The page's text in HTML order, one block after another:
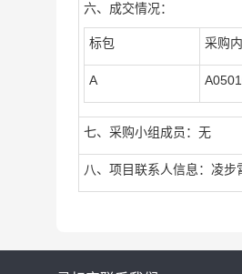
六、成交情况：
标包 采购
A
七、采购小组成员：无
八、项目联系人信息：凌